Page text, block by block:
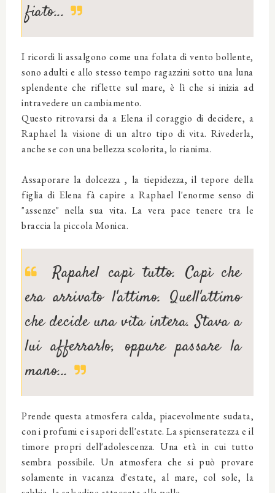
fiato...
I ricordi li assalgono come una folata di vento bollente,
sono adulti e allo stesso tempo ragazzini sotto una luna
splendente che riflette sul mare, è lì che si inizia ad
intravedere un cambiamento.
Questo ritrovarsi da a Elena il coraggio di decidere, a
Raphael la visione di un altro tipo di vita. Rivederla,
anche se con una bellezza scolorita, lo rianima.
Assaporare la dolcezza , la tiepidezza, il tepore della
figlia di Elena fà capire a Raphael l'enorme senso di
"assenze" nella sua vita. La vera pace tenere tra le
braccia la piccola Monica.
Rapahel capì tutto. Capì che
era arrivato l'attimo. Quell'attimo
che decide una vita intera. Stava a
lui afferrarlo, oppure passare la
mano...
Prende questa atmosfera calda, piacevolmente sudata,
con i profumi e i sapori dell'estate. La spienseratezza e il
timore propri dell'adolescenza. Una età in cui tutto
sembra possibile. Un atmosfera che si può provare
solamente in vacanza d'estate, al mare, col sole, la